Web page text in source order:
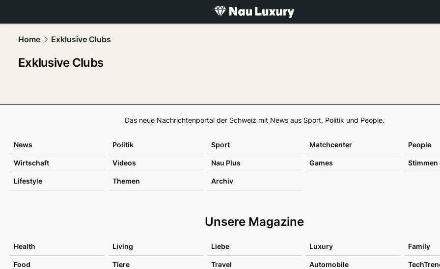
luxury.NAU.ch
Home
Exklusive Clubs
Exklusive Clubs
Footer
Das neue Nachrichtenportal der Schweiz mit News aus Sport, Politik und People.
News Politik Sport Matchcenter People
Wirtschaft Videos Nau Plus Games Stimmen
Lifestyle Themen Archiv
Unsere Magazine
Health Living Liebe Luxury Family
Food Tiere Travel Automobile